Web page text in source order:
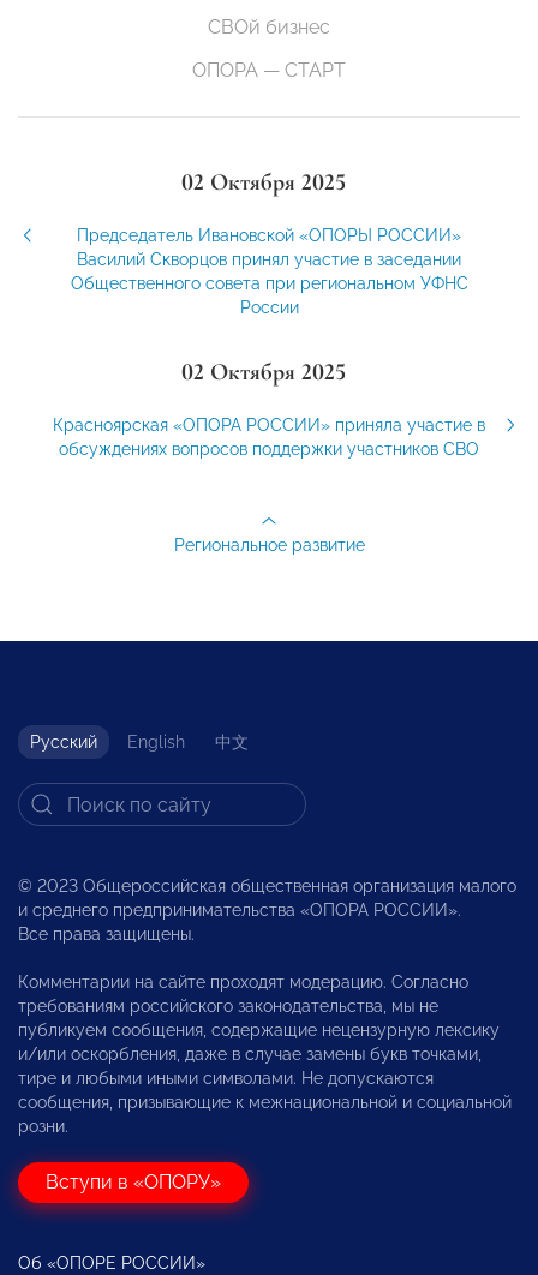
СВОй бизнес
ОПОРА — СТАРТ
02 Октября 2025
Председатель Ивановской «ОПОРЫ РОССИИ»
Василий Скворцов принял участие в заседании
Общественного совета при региональном УФНС
России
02 Октября 2025
Красноярская «ОПОРА РОССИИ» приняла участие в
обсуждениях вопросов поддержки участников СВО
Региональное развитие
Русский English 中文
© 2023 Общероссийская общественная организация малого
и среднего предпринимательства «ОПОРА РОССИИ».
Все права защищены.
Комментарии на сайте проходят модерацию. Согласно
требованиям российского законодательства, мы не
публикуем сообщения, содержащие нецензурную лексику
и/или оскорбления, даже в случае замены букв точками,
тире и любыми иными символами. Не допускаются
сообщения, призывающие к межнациональной и социальной
розни.
Вступи в «ОПОРУ»
Об «ОПОРЕ РОССИИ»